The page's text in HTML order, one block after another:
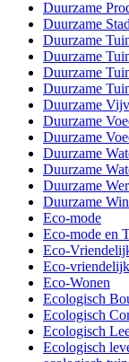
Duurzame
Duurzame
Duurzame
Duurzame
Duurzame
Duurzame
Duurzame
Duurzame
Duurzame
Duurzame
Duurzame
Duurzame
Duurzame
Eco-mode
Eco-mode en
Eco-
Eco-
Eco-Wonen
Ecologisch
Ecologisch
Ecologisch
Ecologisch